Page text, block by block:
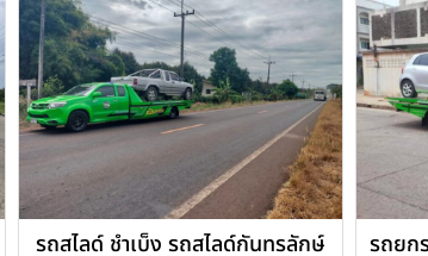
รถสไลด์ ชำเบ็ง รถสไลด์กันทรลักษ์
รถยก